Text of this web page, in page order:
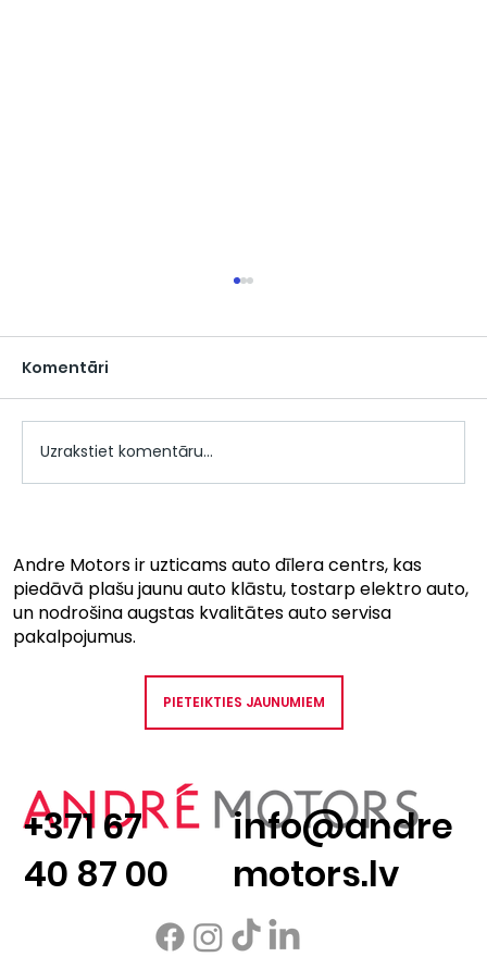
pakalpojumi - Citroën, Suzuki, Isuzu,
KGM un visu citu marku
automašīnām!
Komentāri
Uzrakstiet komentāru...
Andre Motors ir uzticams auto dīlera centrs, kas
piedāvā plašu jaunu auto klāstu, tostarp elektro auto,
un nodrošina augstas kvalitātes auto servisa
pakalpojumus.
PIETEIKTIES JAUNUMIEM
+371 67
40 87 00
info@andre
motors.lv